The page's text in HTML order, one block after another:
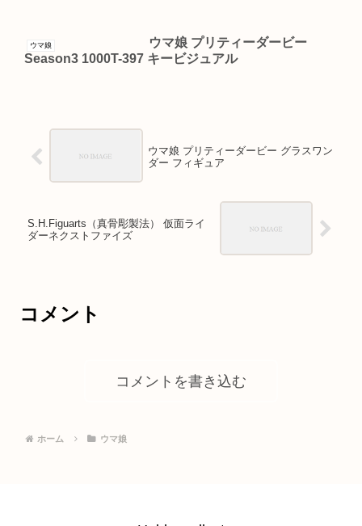
ウマ娘
ウマ娘 プリティーダービー
Season3 1000T-397 キービジュアル
ウマ娘 プリティーダービー グラスワン
ダー フィギュア
S.H.Figuarts（真骨彫製法） 仮面ライ
ダーネクストファイズ
コメント
コメントを書き込む
ホーム ウマ娘